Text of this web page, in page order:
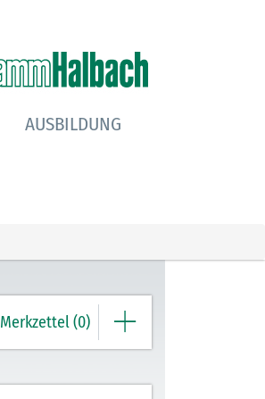
AUSBILDUNG
Merkzettel (0)